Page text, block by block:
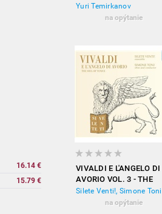
16.14 €
15.79 €
TCHAIKOVSKY -
SYMPHONIES NO. 1-6
Yuri Temirkanov
na opýtanie
VIVALDI E L'ANGELO DI
AVORIO VOL. 3 - THE
SOUL OF VENICE
Silete Venti!, Simone Toni
na opýtanie